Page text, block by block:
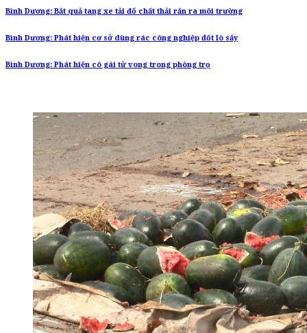
Bình Dương: Bắt quả tang xe tải đổ chất thải rắn ra môi trường
Bình Dương: Phát hiện cơ sở dùng rác công nghiệp đốt lò sấy
Bình Dương: Phát hiện cô gái tử vong trong phòng trọ